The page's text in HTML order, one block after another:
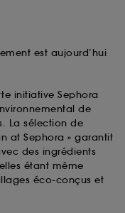
est aujourd’hui
initiative Sephora
de
La sélection de
at Sephora » garantit
des ingrédients
étant même
éco-conçus et